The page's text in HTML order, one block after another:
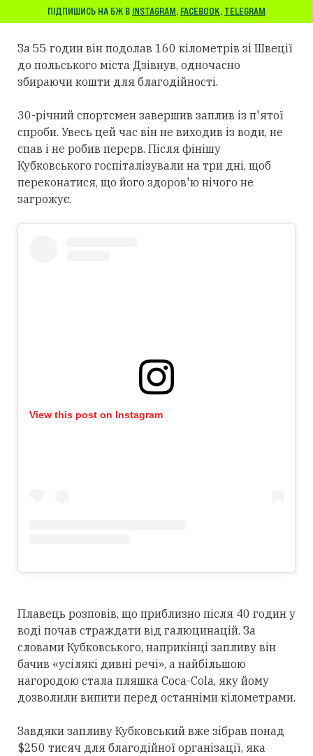
ПІДПИШИСЬ НА БЖ В INSTAGRAM, FACEBOOK, TELEGRAM
За 55 годин він подолав 160 кілометрів зі Швеції
до польського міста Дзівнув, одночасно
збираючи кошти для благодійності.
30-річний спортсмен завершив заплив із п'ятої
спроби. Увесь цей час він не виходив із води, не
спав і не робив перерв. Після фінішу
Кубковського госпіталізували на три дні, щоб
переконатися, що його здоров'ю нічого не
загрожує.
View this post on Instagram
Плавець розповів, що приблизно після 40 годин у
воді почав страждати від галюцинацій. За
словами Кубковського, наприкінці запливу він
бачив «усілякі дивні речі», а найбільшою
нагородою стала пляшка Coca-Cola, яку йому
дозволили випити перед останніми кілометрами.
Завдяки запливу Кубковський вже зібрав понад
$250 тисяч для благодійної організації, яка